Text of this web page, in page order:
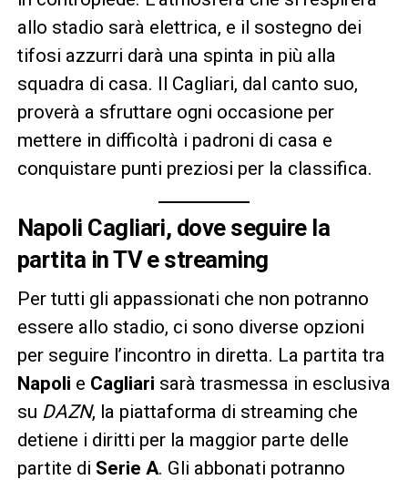
allo stadio sarà elettrica, e il sostegno dei
tifosi azzurri darà una spinta in più alla
squadra di casa. Il Cagliari, dal canto suo,
proverà a sfruttare ogni occasione per
mettere in difficoltà i padroni di casa e
conquistare punti preziosi per la classifica.
Napoli Cagliari, dove seguire la
partita in TV e streaming
Per tutti gli appassionati che non potranno
essere allo stadio, ci sono diverse opzioni
per seguire l’incontro in diretta. La partita tra
Napoli e Cagliari sarà trasmessa in esclusiva
su DAZN, la piattaforma di streaming che
detiene i diritti per la maggior parte delle
partite di Serie A. Gli abbonati potranno